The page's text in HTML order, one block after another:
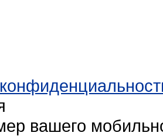
вашего